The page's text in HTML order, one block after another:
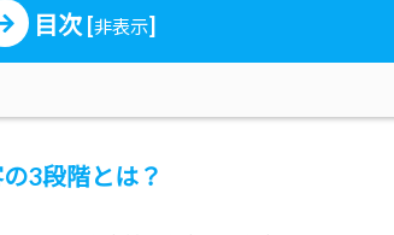
目次 [非表示]
3段階とは？